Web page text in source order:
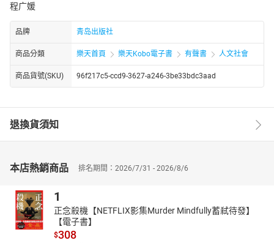
程广媛
品牌 青岛出版社
商品分類 樂天首頁 樂天Kobo電子書 有聲書 人文社會
商品貨號(SKU) 96f217c5-ccd9-3627-a246-3be33bdc3aad
退換貨須知
本店熱銷商品 排名期間：2026/7/31 - 2026/8/6
1
正念殺機【NETFLIX影集Murder Mindfully蓄弒待發】
【電子書】
$308